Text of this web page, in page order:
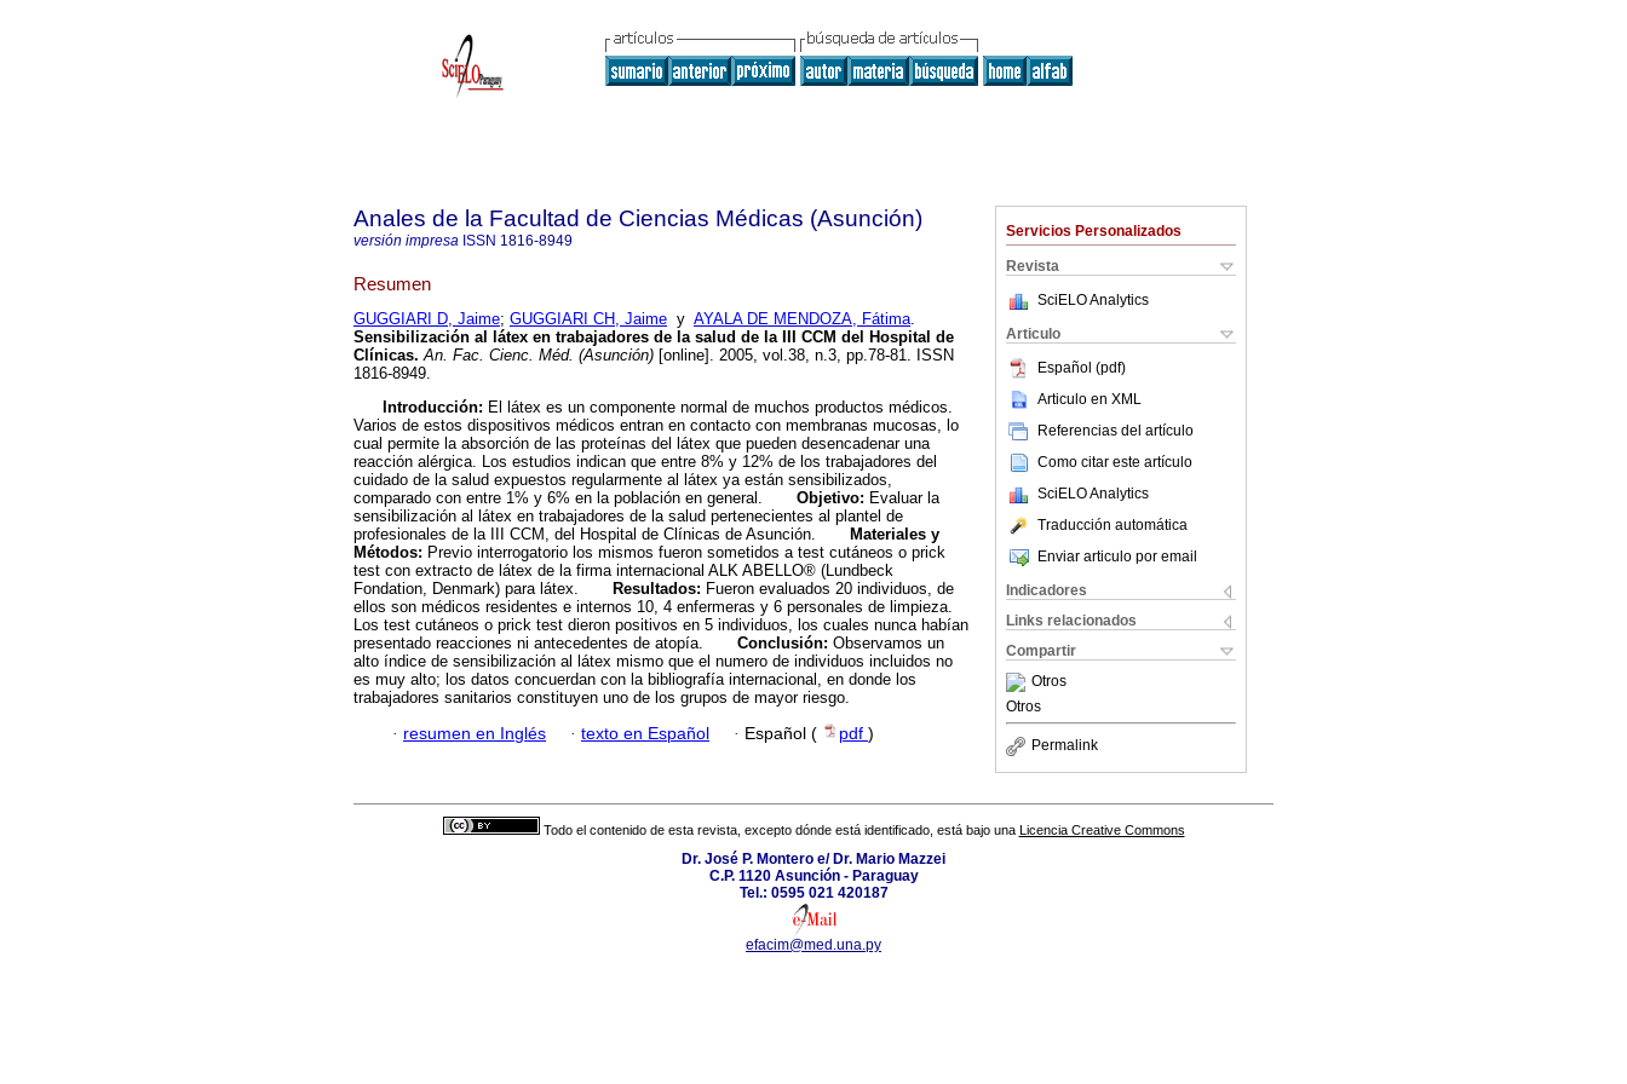
Servicios Personalizados
Revista
SciELO Analytics
Articulo
Español (pdf)
Articulo en XML
Referencias del artículo
Como citar este artículo
SciELO Analytics
Traducción automática
Enviar articulo por email
Indicadores
Links relacionados
Compartir
Otros
Otros
Permalink
Anales de la Facultad de Ciencias Médicas (Asunción)
versión impresa ISSN 1816-8949
Resumen
GUGGIARI D, Jaime; GUGGIARI CH, Jaime y AYALA DE MENDOZA, Fátima.
Sensibilización al látex en trabajadores de la salud de la III CCM del Hospital de
Clínicas. An. Fac. Cienc. Méd. (Asunción) [online]. 2005, vol.38, n.3, pp.78-81. ISSN
1816-8949.
Introducción: El látex es un componente normal de muchos productos médicos.
Varios de estos dispositivos médicos entran en contacto con membranas mucosas, lo
cual permite la absorción de las proteínas del látex que pueden desencadenar una
reacción alérgica. Los estudios indican que entre 8% y 12% de los trabajadores del
cuidado de la salud expuestos regularmente al látex ya están sensibilizados,
comparado con entre 1% y 6% en la población en general. Objetivo: Evaluar la
sensibilización al látex en trabajadores de la salud pertenecientes al plantel de
profesionales de la III CCM, del Hospital de Clínicas de Asunción.
Materiales y
Métodos: Previo interrogatorio los mismos fueron sometidos a test cutáneos o prick
test con extracto de látex de la firma internacional ALK ABELLO® (Lundbeck
Fondation, Denmark) para látex.
Resultados: Fueron evaluados 20 individuos, de
ellos son médicos residentes e internos 10, 4 enfermeras y 6 personales de limpieza.
Los test cutáneos o prick test dieron positivos en 5 individuos, los cuales nunca habían
presentado reacciones ni antecedentes de atopía. Conclusión: Observamos un
alto índice de sensibilización al látex mismo que el numero de individuos incluidos no
es muy alto; los datos concuerdan con la bibliografía internacional, en donde los
trabajadores sanitarios constituyen uno de los grupos de mayor riesgo.
· resumen en Inglés · texto en Español · Español ( pdf )
Todo el contenido de esta revista, excepto dónde está identificado, está bajo una Licencia Creative Commons
Dr. José P. Montero e/ Dr. Mario Mazzei
C.P. 1120 Asunción - Paraguay
Tel.: 0595 021 420187
efacim@med.una.py